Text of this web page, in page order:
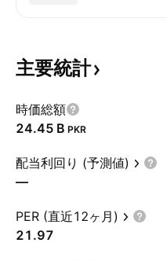
主要統計
時価総額
‪24.45 B‬ PKR
配当利回り (予測値)
—
PER (直近12ヶ月)
21.97